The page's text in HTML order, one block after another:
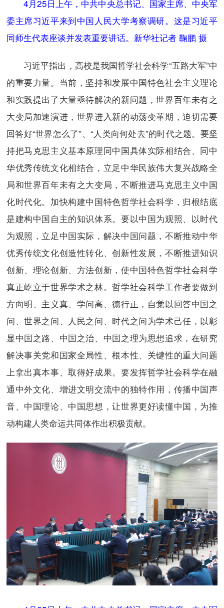
4月25日上午，中共中央总书记、国家主席、中央军
委主席习近平来到中国人民大学考察调研。这是习近平
同师生代表座谈并发表重要讲话。新华社记者 鞠鹏 摄
习近平指出，高校是我国哲学社会科学“五路大军”中
的重要力量。当前，坚持和发展中国特色社会主义理论
和实践提出了大量亟待解决的新问题，世界百年未有之
大变局加速演进，世界进入新的动荡变革期，迫切需要
回答好“世界怎么了”、“人类向何处去”的时代之题。要坚
持把马克思主义基本原理同中国具体实际相结合、同中
华优秀传统文化相结合，立足中华民族伟大复兴战略全
局和世界百年未有之大变局，不断推进马克思主义中国
化时代化。加快构建中国特色哲学社会科学，归根结底
是建构中国自主的知识体系。要以中国为观照、以时代
为观照，立足中国实际，解决中国问题，不断推动中华
优秀传统文化创造性转化、创新性发展，不断推进知识
创新、理论创新、方法创新，使中国特色哲学社会科学
真正屹立于世界学术之林。哲学社会科学工作者要做到
方向明、主义真、学问高、德行正，自觉以回答中国之
问、世界之问、人民之问、时代之问为学术己任，以彰
显中国之路、中国之治、中国之理为思想追求，在研究
解决事关党和国家全局性、根本性、关键性的重大问题
上拿出真本事、取得好成果。要发挥哲学社会科学在融
通中外文化、增进文明交流中的独特作用，传播中国声
音、中国理论、中国思想，让世界更好读懂中国，为推
动构建人类命运共同体作出积极贡献。